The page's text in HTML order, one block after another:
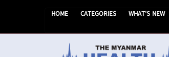
HOME CATEGORIES WHAT'S NEW